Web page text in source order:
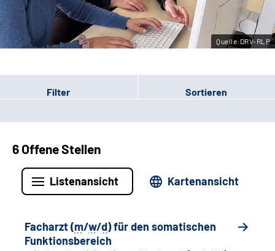
Leichte Sprache
Gebärdensprache
Quelle:DRV-RLP
Filter Sortieren
6 Offene Stellen
Listenansicht Kartenansicht
Facharzt (m/w/d) für den somatischen
Funktionsbereich